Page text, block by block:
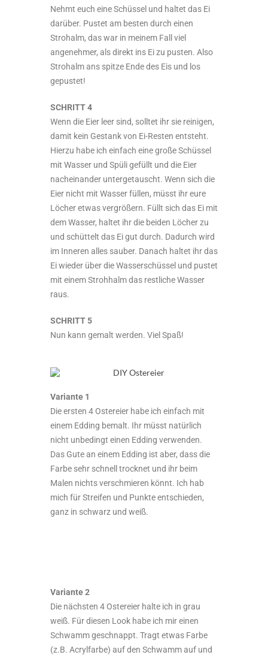
Nehmt euch eine Schüssel und haltet das Ei
darüber. Pustet am besten durch einen
Strohalm, das war in meinem Fall viel
angenehmer, als direkt ins Ei zu pusten. Also
Strohalm ans spitze Ende des Eis und los
gepustet!
SCHRITT 4
Wenn die Eier leer sind, solltet ihr sie reinigen,
damit kein Gestank von Ei-Resten entsteht.
Hierzu habe ich einfach eine große Schüssel
mit Wasser und Spüli gefüllt und die Eier
nacheinander untergetauscht. Wenn sich die
Eier nicht mit Wasser füllen, müsst ihr eure
Löcher etwas vergrößern. Füllt sich das Ei mit
dem Wasser, haltet ihr die beiden Löcher zu
und schüttelt das Ei gut durch. Dadurch wird
im Inneren alles sauber. Danach haltet ihr das
Ei wieder über die Wasserschüssel und pustet
mit einem Strohhalm das restliche Wasser
raus.
SCHRITT 5
Nun kann gemalt werden. Viel Spaß!
Variante 1
Die ersten 4 Ostereier habe ich einfach mit
einem Edding bemalt. Ihr müsst natürlich
nicht unbedingt einen Edding verwenden.
Das Gute an einem Edding ist aber, dass die
Farbe sehr schnell trocknet und ihr beim
Malen nichts verschmieren könnt. Ich hab
mich für Streifen und Punkte entschieden,
ganz in schwarz und weiß.
Variante 2
Die nächsten 4 Ostereier halte ich in grau
weiß. Für diesen Look habe ich mir einen
Schwamm geschnappt. Tragt etwas Farbe
(z.B. Acrylfarbe) auf den Schwamm auf und